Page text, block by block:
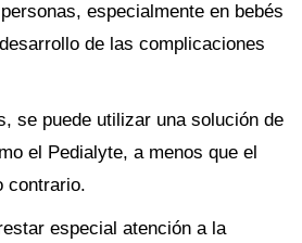
especialmente en bebés
de las complicaciones
se puede utilizar una solución de
el Pedialyte, a menos que el
contrario.
especial atención a la